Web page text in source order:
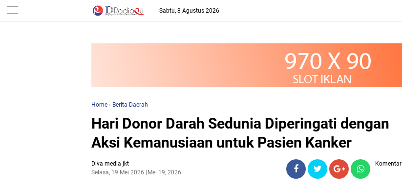
-->
Sabtu, 8 Agustus 2026
Home › Berita Daerah
Hari Donor Darah Sedunia Diperingati dengan
Aksi Kemanusiaan untuk Pasien Kanker
Diva media jkt
Selasa, 19 Mei 2026
Mei 19, 2026
Komentar